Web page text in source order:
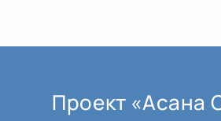
Проект «Асана